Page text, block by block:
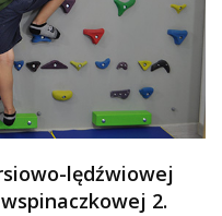
lędźwiowej
2.